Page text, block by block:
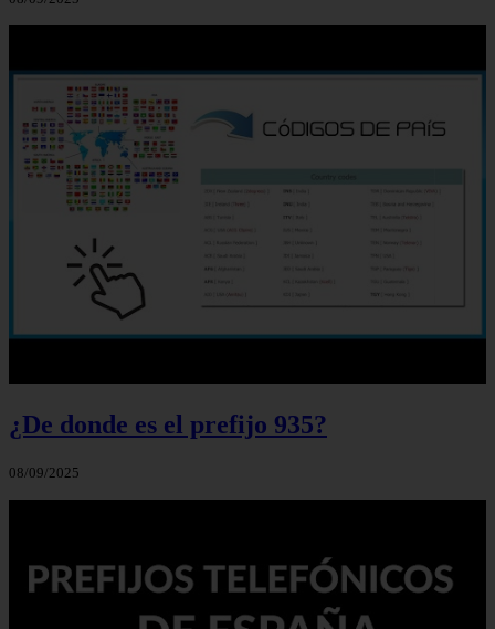
¿De donde es el prefijo 935?
08/09/2025